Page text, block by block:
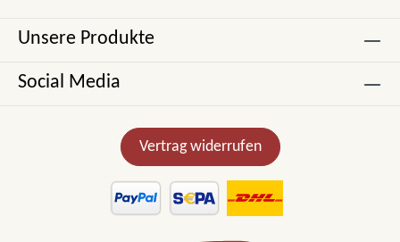
Unsere Produkte
Social Media
Vertrag widerrufen